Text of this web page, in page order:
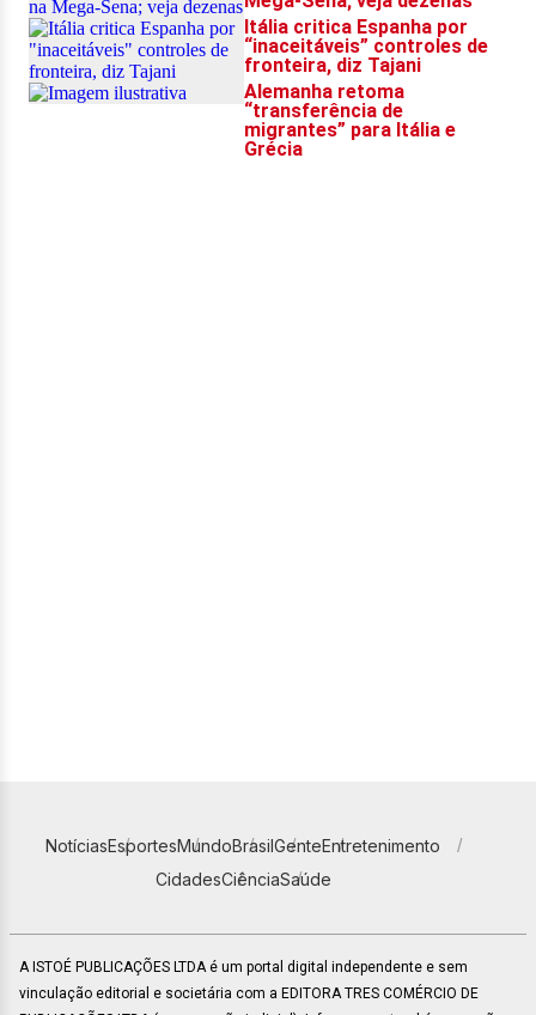
NotíciasEsportesMundoBrasilGenteEntretenimento
CidadesCiênciaSaúde
A ISTOÉ PUBLICAÇÕES LTDA é um portal digital independente e sem
vinculação editorial e societária com a EDITORA TRES COMÉRCIO DE